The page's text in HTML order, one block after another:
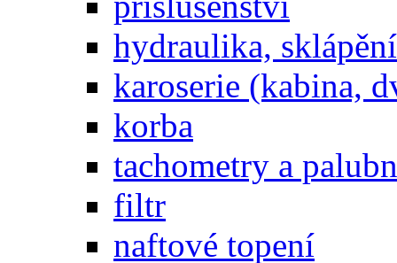
hydraulika, sklápění
karoserie (kabina,
korba
tachometry a
filtr
naftové topení